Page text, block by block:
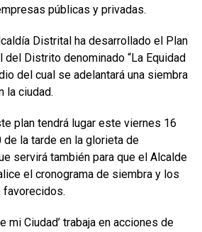
públicas y privadas.
Distrital ha desarrollado el Plan
del Distrito denominado “La Equidad
del cual se adelantará una siembra
la ciudad.
plan tendrá lugar este viernes 16
la tarde en la glorieta de
servirá también para que el Alcalde
el cronograma de siembra y los
favorecidos.
mi Ciudad’ trabaja en acciones de